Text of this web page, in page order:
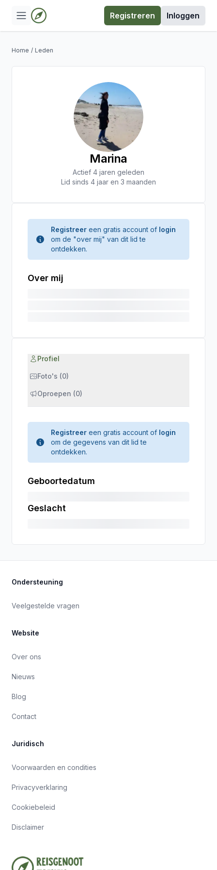
Registreren Inloggen
Home / Leden
Marina
Actief 4 jaren geleden
Lid sinds 4 jaar en 3 maanden
Registreer een gratis account of login
om de "over mij" van dit lid te
ontdekken.
Over mij
Profiel
Foto's (0)
Oproepen (0)
Registreer een gratis account of login
om de gegevens van dit lid te
ontdekken.
Geboortedatum
Geslacht
Ondersteuning
Veelgestelde vragen
Website
Over ons
Nieuws
Blog
Contact
Juridisch
Voorwaarden en condities
Privacyverklaring
Cookiebeleid
Disclaimer